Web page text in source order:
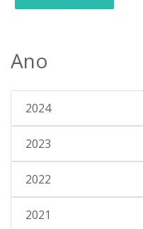
Ano
2024
2023
2022
2021